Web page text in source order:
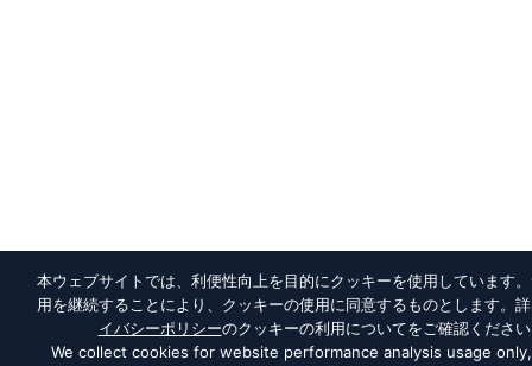
本ウェブサイトでは、利便性向上を目的にクッキーを使用しています
用を継続することにより、クッキーの使用に同意するものとします。
イバシーポリシーのクッキーの利用についてをご確認くださ
We collect cookies for website performance analysis usage